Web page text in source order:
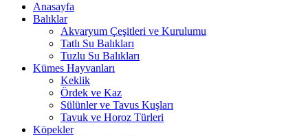
Anasayfa
Balıklar
Akvaryum Çeşitleri ve Kurulumu
Tatlı Su Balıkları
Tuzlu Su Balıkları
Kümes Hayvanları
Keklik
Ördek ve Kaz
Sülünler ve Tavus Kuşları
Tavuk ve Horoz Türleri
Köpekler